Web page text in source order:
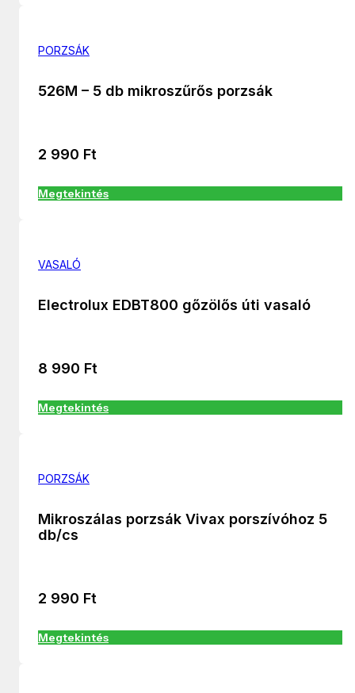
PORZSÁK
526M – 5 db mikroszűrős porzsák
2 990 Ft
Megtekintés
VASALÓ
Electrolux EDBT800 gőzölős úti vasaló
8 990 Ft
Megtekintés
PORZSÁK
Mikroszálas porzsák Vivax porszívóhoz 5
db/cs
2 990 Ft
Megtekintés